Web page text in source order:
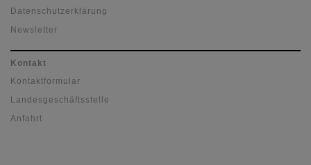
Datenschutzerklärung
Newsletter
Kontakt
Kontaktformular
Landesgeschäftsstelle
Anfahrt